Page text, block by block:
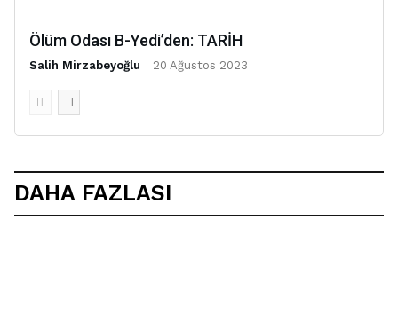
Ölüm Odası B-Yedi’den: TARİH
Salih Mirzabeyoğlu - 20 Ağustos 2023
DAHA FAZLASI